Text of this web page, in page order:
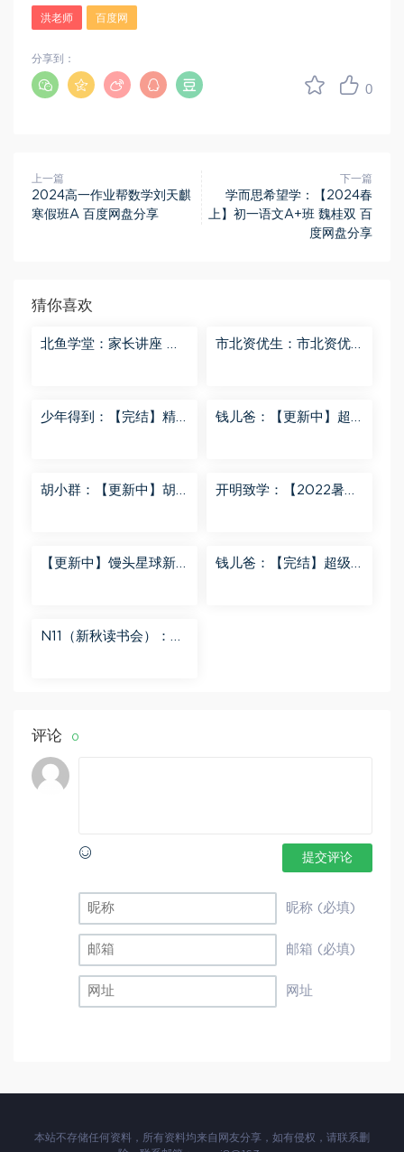
洪老师 百度网
0
分享到：
上一篇
2024高一作业帮数学刘天麒
寒假班A 百度网盘分享
下一篇
学而思希望学：【2024春
上】初一语文A+班 魏桂双 百
度网盘分享
猜你喜欢
北鱼学堂：家长讲座 百
市北资优生：市北资优
少年得到：【完结】精
钱儿爸：【更新中】超
胡小群：【更新中】胡
开明致学：【2022暑
【更新中】馒头星球新
钱儿爸：【完结】超级
N11（新秋读书会）：
评论 0
提交评论
昵称 (必填)
邮箱 (必填)
网址
本站不存储任何资料，所有资料均来自网友分享，如有侵权，请联系删